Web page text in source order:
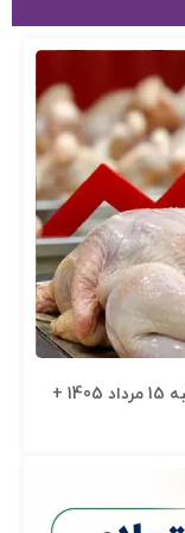
قیمت مرغ، ماهی و تخم مرغ امروز پنجشنبه 15 مرداد 1405 +